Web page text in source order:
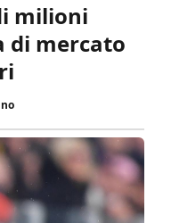
milioni
di mercato